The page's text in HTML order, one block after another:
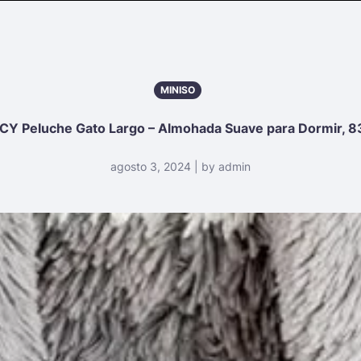
MINISO
Peluche Gato Largo – Almohada Suave para Dormir,
agosto 3, 2024 | by admin